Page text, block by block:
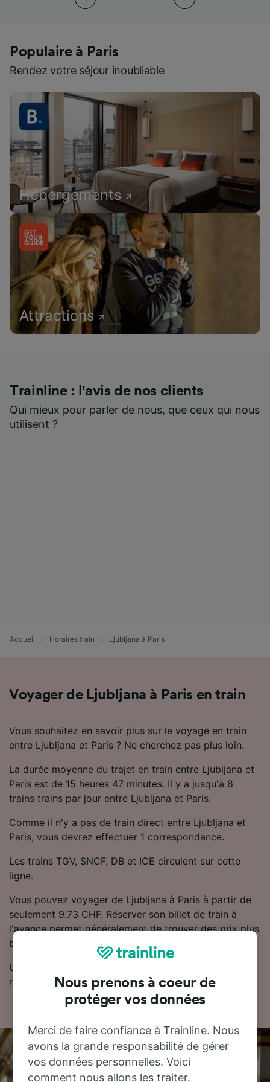
Populaire à Paris
Rendez votre séjour inoubliable
Hébergements
Attractions
Trainline : l'avis de nos clients
Qui mieux pour parler de nous, que ceux qui nous
utilisent ?
Accueil Horaires train Ljubljana à Paris
Voyager de Ljubljana à Paris en train
Vous souhaitez en savoir plus sur le voyage en train
entre Ljubljana et Paris ? Ne cherchez pas plus loin.
La durée moyenne du trajet en train entre Ljubljana et
Paris est de 15 heures 47 minutes. Il y a jusqu'à 8
trains trains par jour entre Ljubljana et Paris.
Comme il n'y a pas de train direct entre Ljubljana et
Paris, vous devrez effectuer 1 correspondance.
Les trains TGV, SNCF, DB et ICE circulent sur cette
ligne.
Vous pouvez voyager de Ljubljana à Paris à partir de
seulement 9.73 CHF. Réserver son billet de train à
l'avance permet généralement de trouver des prix plus
bas.
Utilisez notre planificateur de voyage pour obtenir les
meilleurs prix sur vos billets.
Nous prenons à coeur de
protéger vos données
Merci de faire confiance à Trainline. Nous
avons la grande responsabilité de gérer
vos données personnelles. Voici
comment nous allons les traiter.